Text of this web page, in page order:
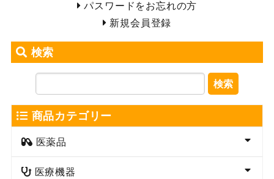
パスワードをお忘れの方
新規会員登録
検索
検索
商品カテゴリー
医薬品
医療機器